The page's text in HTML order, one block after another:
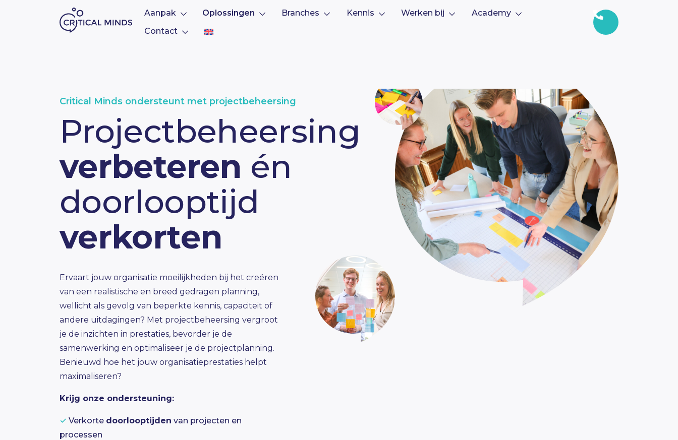
Aanpak Oplossingen Branches Kennis Werken bij
Academy
Contact
Critical Minds ondersteunt met projectbeheersing
Projectbeheersing
verbeteren én
doorlooptijd
verkorten
Ervaart jouw organisatie moeilijkheden bij het creëren
van een realistische en breed gedragen planning,
wellicht als gevolg van beperkte kennis, capaciteit of
andere uitdagingen? Met projectbeheersing vergroot
je de inzichten in prestaties, bevorder je de
samenwerking en optimaliseer je de projectplanning.
Benieuwd hoe het jouw organisatieprestaties helpt
maximaliseren?
Krijg onze ondersteuning:
✓ Verkorte doorlooptijden van projecten en
processen